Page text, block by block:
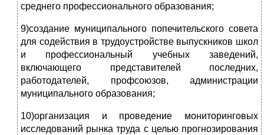
среднего профессионального образования;
9)создание муниципального попечительского совета
для содействия в трудоустройстве выпускников школ
и профессиональный учебных заведений,
включающего представителей последних,
работодателей, профсоюзов, администрации
муниципального образования;
10)организация и проведение мониторинговых
исследований рынка труда с целью прогнозирования